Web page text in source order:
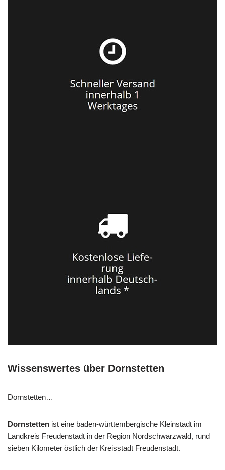
Wissenswertes über Dornstetten
Dornstetten…
Dornstetten ist eine baden-württembergische Kleinstadt im
Landkreis Freudenstadt in der Region Nordschwarzwald, rund
sieben Kilometer östlich der Kreisstadt Freudenstadt.